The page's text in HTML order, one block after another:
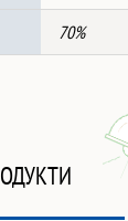
70%